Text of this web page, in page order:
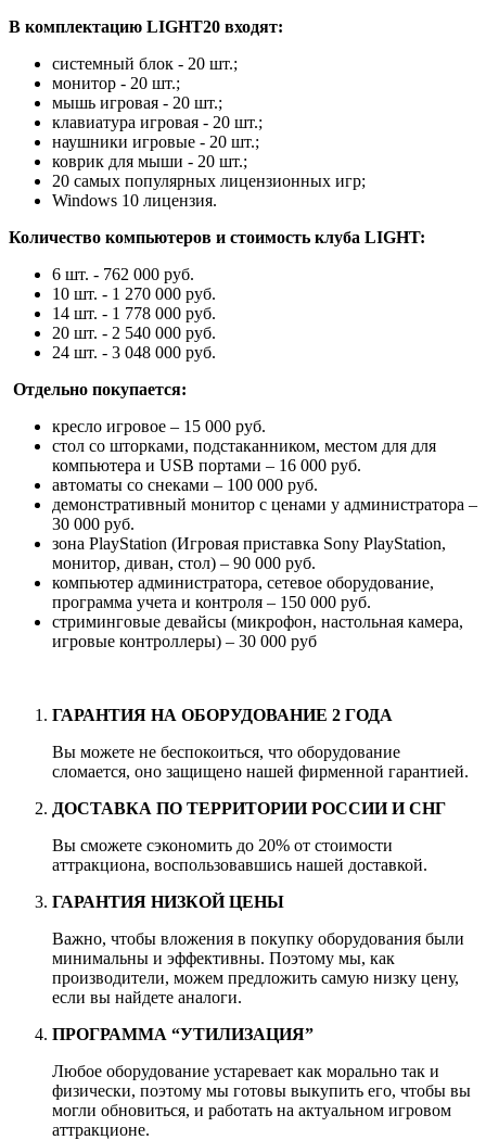
В комплектацию LIGHT20 входят:
системный блок - 20 шт.;
монитор - 20 шт.;
мышь игровая - 20 шт.;
клавиатура игровая - 20 шт.;
наушники игровые - 20 шт.;
коврик для мыши - 20 шт.;
20 самых популярных лицензионных игр;
Windows 10 лицензия.
Количество компьютеров и стоимость клуба LIGHT:
6 шт. - 762 000 руб.
10 шт. - 1 270 000 руб.
14 шт. - 1 778 000 руб.
20 шт. - 2 540 000 руб.
24 шт. - 3 048 000 руб.
Отдельно покупается:
кресло игровое – 15 000 руб.
стол со шторками, подстаканником, местом для для
компьютера и USB портами – 16 000 руб.
автоматы со снеками – 100 000 руб.
демонстративный монитор с ценами у администратора –
30 000 руб.
зона PlayStation (Игровая приставка Sony PlayStation,
монитор, диван, стол) – 90 000 руб.
компьютер администратора, сетевое оборудование,
программа учета и контроля – 150 000 руб.
стриминговые девайсы (микрофон, настольная камера,
игровые контроллеры) – 30 000 руб
ГАРАНТИЯ НА ОБОРУДОВАНИЕ 2 ГОДА
Вы можете не беспокоиться, что оборудование
сломается, оно защищено нашей фирменной гарантией.
ДОСТАВКА ПО ТЕРРИТОРИИ РОССИИ И СНГ
Вы сможете сэкономить до 20% от стоимости
аттракциона, воспользовавшись нашей доставкой.
ГАРАНТИЯ НИЗКОЙ ЦЕНЫ
Важно, чтобы вложения в покупку оборудования были
минимальны и эффективны. Поэтому мы, как
производители, можем предложить самую низку цену,
если вы найдете аналоги.
ПРОГРАММА “УТИЛИЗАЦИЯ”
Любое оборудование устаревает как морально так и
физически, поэтому мы готовы выкупить его, чтобы вы
могли обновиться, и работать на актуальном игровом
аттракционе.